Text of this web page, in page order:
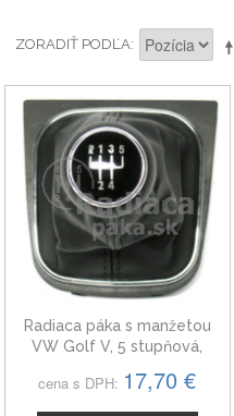
ZORADIŤ PODĽA
Radiaca páka s manžetou
VW Golf V, 5 stupňová,
2008
cena s DPH: 17,70 €